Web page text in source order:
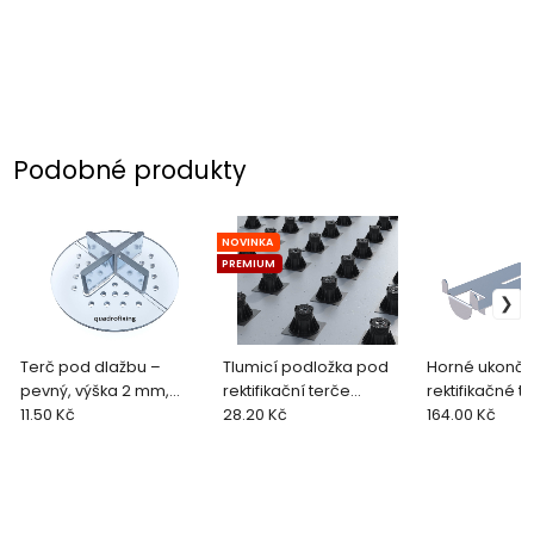
Podobné produkty
Terč pod dlažbu –
pevný, výška 2 mm,
transparentní (Ø 64
11.50 Kč
Tlumicí podložka pod
rektifikační terče
230x230 mm Hercules
NOVINKA
PREMIUM
28.20 Kč
Horné
rektifikačné
164.00 Kč